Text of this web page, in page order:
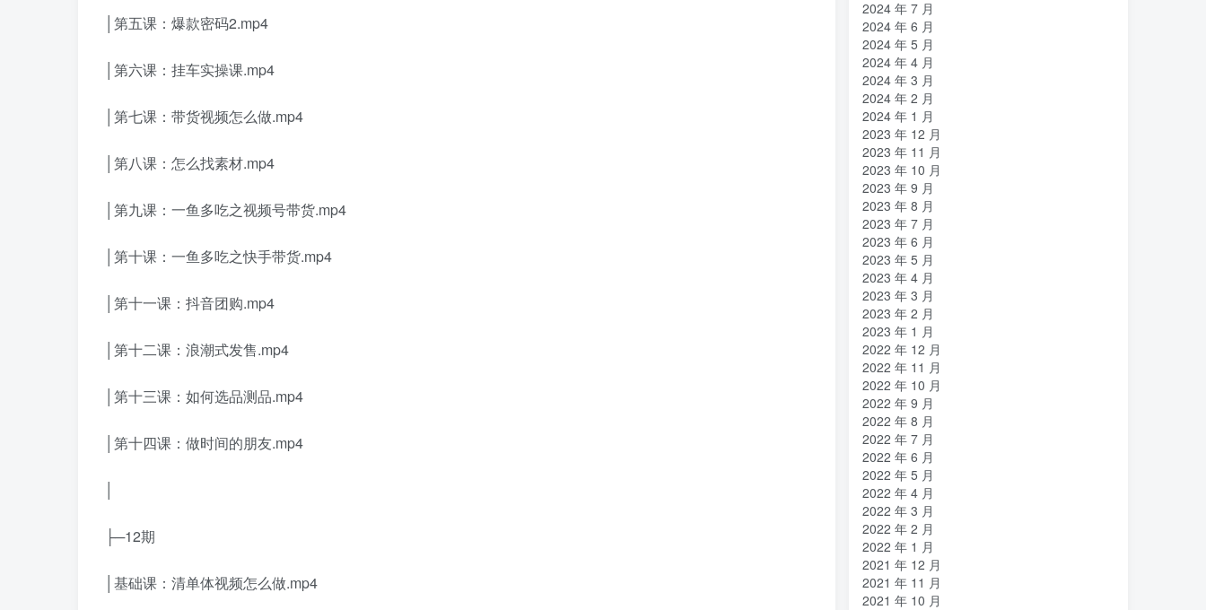
│第五课：爆款密码2.mp4
│第六课：挂车实操课.mp4
│第七课：带货视频怎么做.mp4
│第八课：怎么找素材.mp4
│第九课：一鱼多吃之视频号带货.mp4
│第十课：一鱼多吃之快手带货.mp4
│第十一课：抖音团购.mp4
│第十二课：浪潮式发售.mp4
│第十三课：如何选品测品.mp4
│第十四课：做时间的朋友.mp4
├─12期
│基础课：清单体视频怎么做.mp4
2024 年 7 月
2024 年 6 月
2024 年 5 月
2024 年 4 月
2024 年 3 月
2024 年 2 月
2024 年 1 月
2023 年 12 月
2023 年 11 月
2023 年 10 月
2023 年 9 月
2023 年 8 月
2023 年 7 月
2023 年 6 月
2023 年 5 月
2023 年 4 月
2023 年 3 月
2023 年 2 月
2023 年 1 月
2022 年 12 月
2022 年 11 月
2022 年 10 月
2022 年 9 月
2022 年 8 月
2022 年 7 月
2022 年 6 月
2022 年 5 月
2022 年 4 月
2022 年 3 月
2022 年 2 月
2022 年 1 月
2021 年 12 月
2021 年 11 月
2021 年 10 月